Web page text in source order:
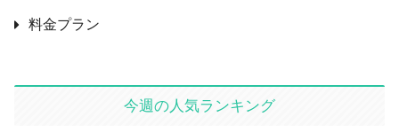
料金プラン
今週の人気ランキング